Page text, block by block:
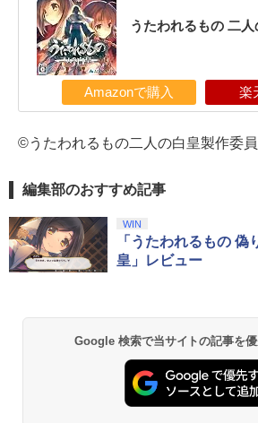
うたわれるもの 二
Amazonで購入 楽
©うたわれるもの二人の白皇製作委
編集部のおすすめ記事
WIN
「うたわれるもの 偽
皇」レビュー
Google 検索で当サイトの記事を